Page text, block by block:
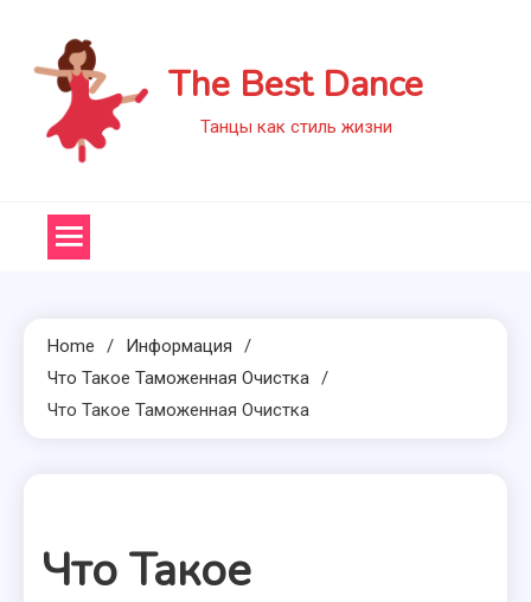
content
The Best Dance
Танцы как стиль жизни
Home
Информация
Что Такое Таможенная Очистка
Что Такое Таможенная Очистка
Что Такое